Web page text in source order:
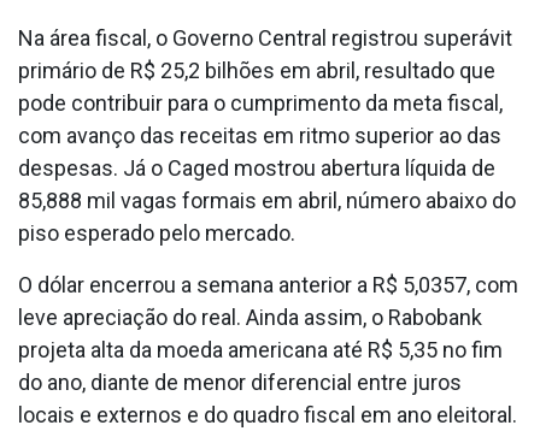
Na área fiscal, o Governo Central registrou superávit
primário de R$ 25,2 bilhões em abril, resultado que
pode contribuir para o cumprimento da meta fiscal,
com avanço das receitas em ritmo superior ao das
despesas. Já o Caged mostrou abertura líquida de
85,888 mil vagas formais em abril, número abaixo do
piso esperado pelo mercado.
O dólar encerrou a semana anterior a R$ 5,0357, com
leve apreciação do real. Ainda assim, o Rabobank
projeta alta da moeda americana até R$ 5,35 no fim
do ano, diante de menor diferencial entre juros
locais e externos e do quadro fiscal em ano eleitoral.